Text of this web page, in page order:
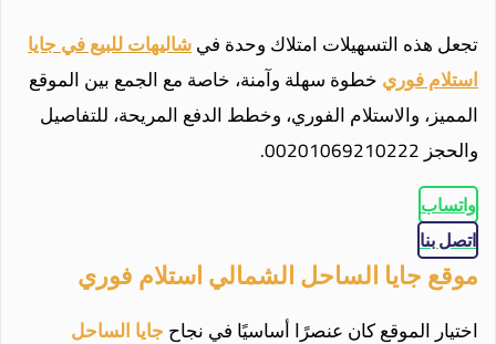
تجعل هذه التسهيلات امتلاك وحدة فيشاليهات للبيع في جايا
استلام فوريخطوة سهلة وآمنة، خاصة مع الجمع بين الموقع
المميز، والاستلام الفوري، وخطط الدفع المريحة، للتفاصيل
والحجز 00201069210222.
واتساب
اتصل بنا
موقع جايا الساحل الشمالي استلام فوري
اختيار الموقع كان عنصرًا أساسيًا في نجاحجايا الساحل